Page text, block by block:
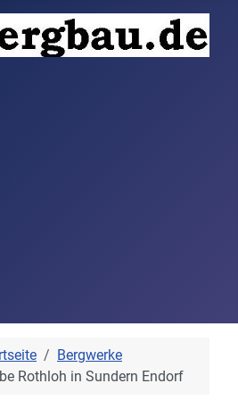
Bergwerke
Rothloh in Sundern Endorf